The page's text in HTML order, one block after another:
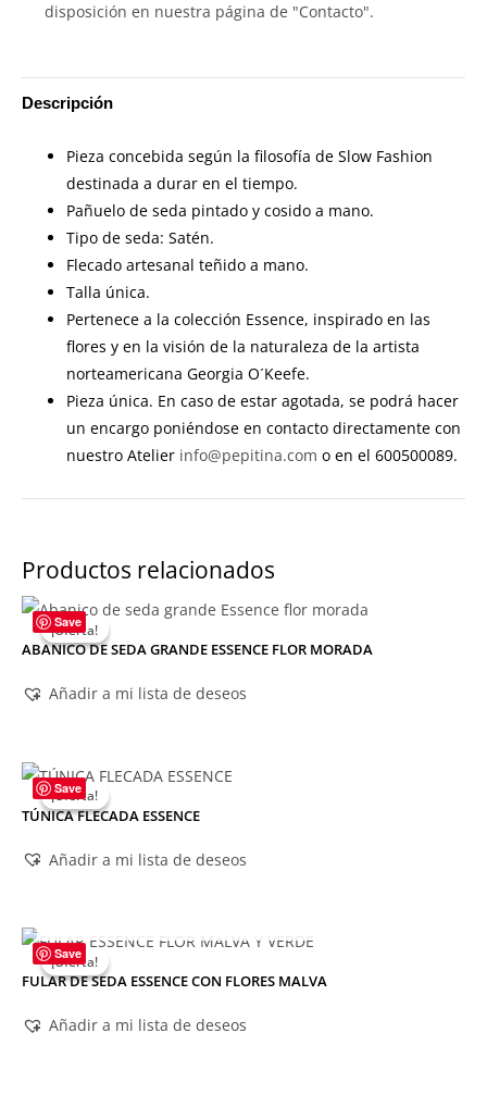
disposición en nuestra página de "Contacto".
Descripción
Pieza concebida según la filosofía de Slow Fashion
destinada a durar en el tiempo.
Pañuelo de seda pintado y cosido a mano.
Tipo de seda: Satén.
Flecado artesanal teñido a mano.
Talla única.
Pertenece a la colección Essence, inspirado en las
flores y en la visión de la naturaleza de la artista
norteamericana Georgia O´Keefe.
Pieza única. En caso de estar agotada, se podrá hacer
un encargo poniéndose en contacto directamente con
nuestro Atelier info@pepitina.com o en el 600500089.
Productos relacionados
Save
¡Oferta!
¡Oferta!
ABANICO DE SEDA GRANDE ESSENCE FLOR MORADA
Añadir a mi lista de deseos
Save
¡Oferta!
¡Oferta!
TÚNICA FLECADA ESSENCE
Añadir a mi lista de deseos
Save
¡Oferta!
¡Oferta!
FULAR DE SEDA ESSENCE CON FLORES MALVA
Añadir a mi lista de deseos